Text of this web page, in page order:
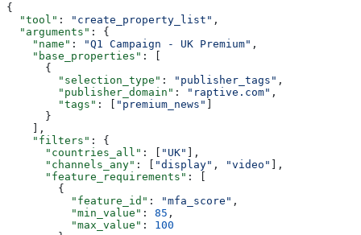
{
  "tool"
: "create_property_list" ,
  "arguments"
: {
    "name"
: "Q1 Campaign - UK Premium" ,
    "base_properties"
: [
      {
        "selection_type"
: "publisher_tags" ,
        "publisher_domain"
: "raptive.com" ,
        "tags"
: [ "premium_news" ]
      }
    ],
    "filters"
: {
      "countries_all"
: [ "UK" ],
      "channels_any"
: [ "display" , "video" ],
      "feature_requirements"
: [
        {
          "feature_id"
: "mfa_score" ,
          "min_value"
: 85 ,
          "max_value"
: 100